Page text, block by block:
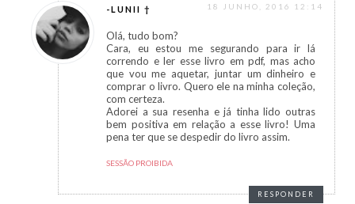
-LUNII † 18 JUNHO, 2016 12:14
Olá, tudo bom?
Cara, eu estou me segurando para ir lá
correndo e ler esse livro em pdf, mas acho
que vou me aquetar, juntar um dinheiro e
comprar o livro. Quero ele na minha coleção,
com certeza.
Adorei a sua resenha e já tinha lido outras
bem positiva em relação a esse livro! Uma
pena ter que se despedir do livro assim.
SESSÃO PROIBIDA
RESPONDER